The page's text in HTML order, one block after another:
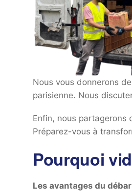
Nous vous donnerons
parisienne. Nous
Enfin, nous partagerons
Préparez-vous à
Pourquoi
Les avantages du